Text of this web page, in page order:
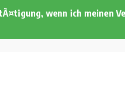
wenn ich meinen